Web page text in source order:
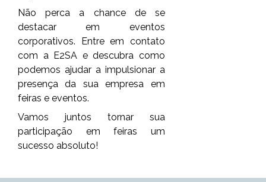
Não perca a chance de se
destacar em eventos
corporativos. Entre em contato
com a E2SA e descubra como
podemos ajudar a impulsionar a
presença da sua empresa em
feiras e eventos.
Vamos juntos tornar sua
participação em feiras um
sucesso absoluto!